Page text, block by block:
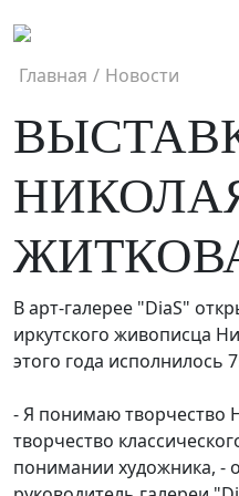
Главная / Новости
В арт-галерее "DiaS"
иркутского живописца
этого года исполнилось
- Я понимаю творчество
творчество
понимании художника, -